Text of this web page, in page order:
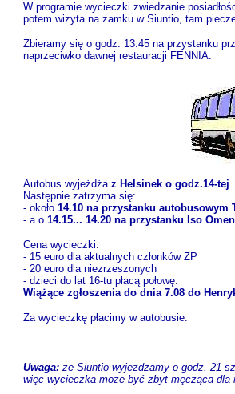
W programie wycieczki zwiedzanie
potem wizyta na zamku w Siuntio, tam
Zbieramy się o godz. 13.45 na przystanku
naprzeciwko dawnej restauracji FENNIA.
Autobus wyjeżdża z Helsinek o godz.14-tej.
Następnie zatrzyma się:
- około 14.10 na przystanku autobusowym
- a o 14.15... 14.20 na przystanku Iso
Cena wycieczki:
- 15 euro dla aktualnych członków ZP
- 20 euro dla niezrzeszonych
- dzieci do lat 16-tu płacą połowę.
Wiążące zgłoszenia do dnia 7.08 do
Za wycieczkę płacimy w autobusie.
Uwaga: ze Siuntio wyjeżdżamy o godz. 21-
więc wycieczka może być zbyt męcząca dla